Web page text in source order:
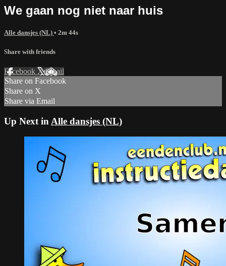
We gaan nog niet naar huis
Alle dansjes (NL) • 2m 44s
Share with friends
Facebook XEmail
Share on Facebook
Share on X
Share via Email
Up Next in Alle dansjes (NL)